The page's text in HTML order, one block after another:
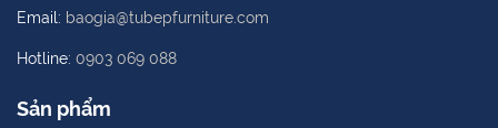
Email: baogia@tubepfurniture.com
Hotline: 0903 069 088
Sản phẩm